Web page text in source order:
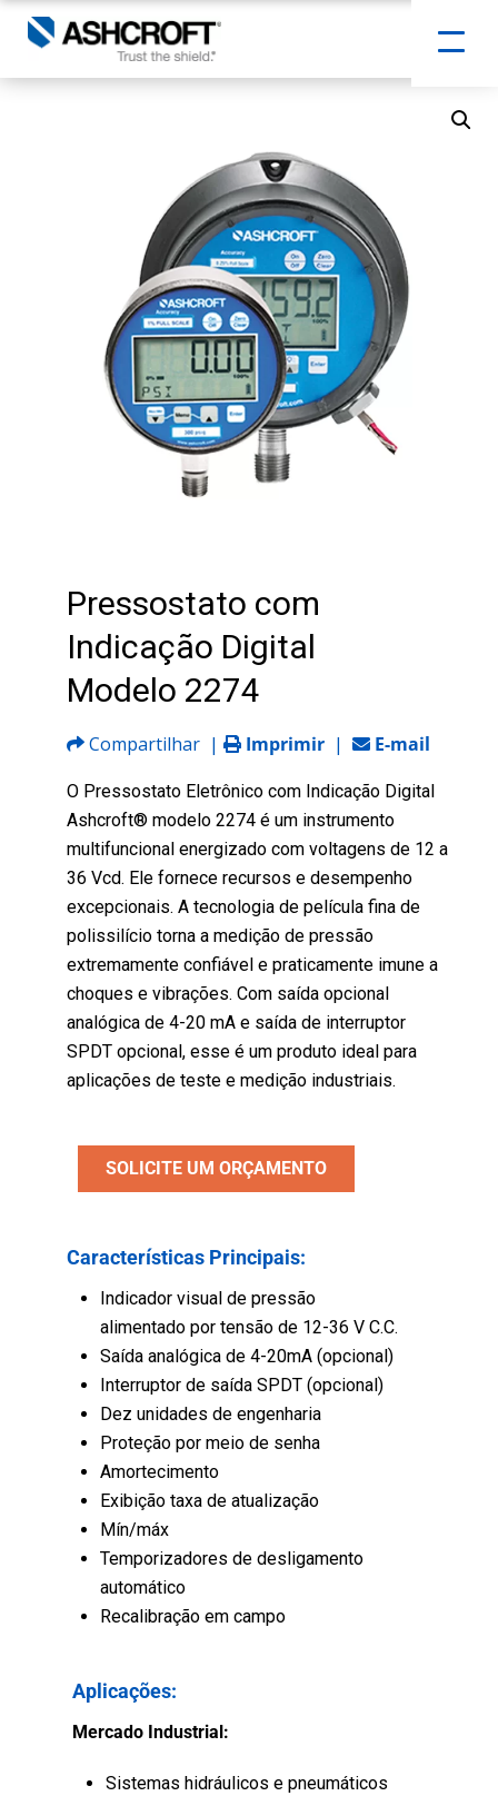
Pressostato com
Indicação Digital
Modelo 2274
Compartilhar | Imprimir | E-mail
O Pressostato Eletrônico com Indicação Digital
Ashcroft® modelo 2274 é um instrumento
multifuncional energizado com voltagens de 12 a
36 Vcd. Ele fornece recursos e desempenho
excepcionais. A tecnologia de película fina de
polissilício torna a medição de pressão
extremamente confiável e praticamente imune a
choques e vibrações. Com saída opcional
analógica de 4-20 mA e saída de interruptor
SPDT opcional, esse é um produto ideal para
aplicações de teste e medição industriais.
SOLICITE UM ORÇAMENTO
Características Principais:
Indicador visual de pressão
alimentado por tensão de 12-36 V C.C.
Saída analógica de 4-20mA (opcional)
Interruptor de saída SPDT (opcional)
Dez unidades de engenharia
Proteção por meio de senha
Amortecimento
Exibição taxa de atualização
Mín/máx
Temporizadores de desligamento
automático
Recalibração em campo
Aplicações:
Mercado Industrial:
Sistemas hidráulicos e pneumáticos